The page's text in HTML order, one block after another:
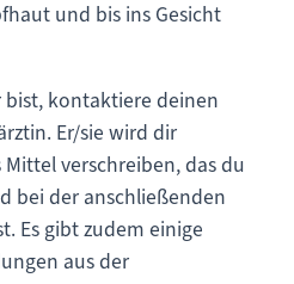
und bis ins Gesicht
kontaktiere deinen
Er/sie wird dir
verschreiben, das du
bei der anschließenden
Es gibt zudem einige
aus der